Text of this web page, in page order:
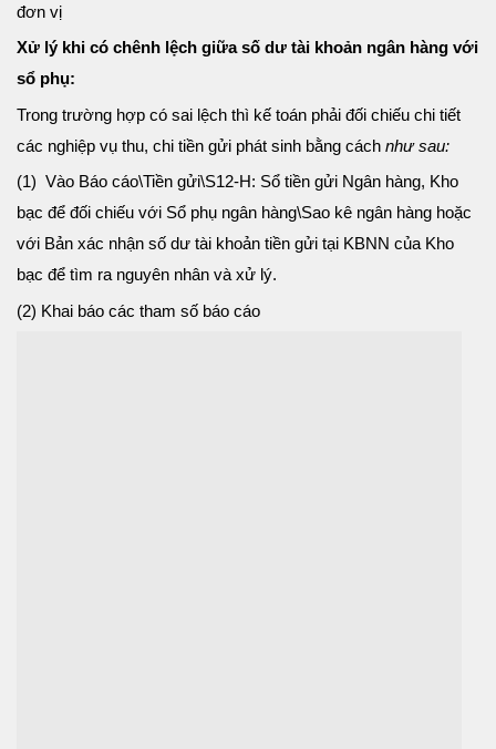
đơn vị
Xử lý khi có chênh lệch giữa số dư tài khoản ngân hàng với
sổ phụ:
Trong trường hợp có sai lệch thì kế toán phải đối chiếu chi tiết
các nghiệp vụ thu, chi tiền gửi phát sinh bằng cách như sau:
(1) Vào Báo cáo\Tiền gửi\S12-H: Sổ tiền gửi Ngân hàng, Kho
bạc để đối chiếu với Sổ phụ ngân hàng\Sao kê ngân hàng hoặc
với Bản xác nhận số dư tài khoản tiền gửi tại KBNN của Kho
bạc để tìm ra nguyên nhân và xử lý.
(2) Khai báo các tham số báo cáo